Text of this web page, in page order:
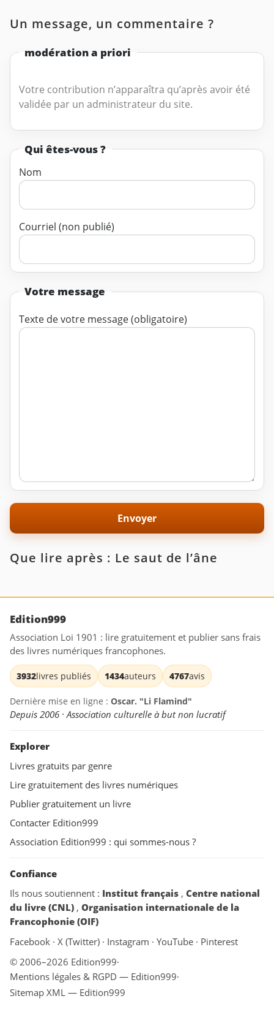
Un message, un commentaire ?
modération a priori
Votre contribution n’apparaîtra qu’après avoir été
validée par un administrateur du site.
Qui êtes-vous ?
Nom
Courriel (non publié)
Votre message
Texte de votre message (obligatoire)
Que lire après : Le saut de l’âne
Edition999
Association Loi 1901 : lire gratuitement et publier sans frais
des livres numériques francophones.
3932livres publiés 1434auteurs 4767avis
Dernière mise en ligne : Oscar. "Li Flamind"
Depuis 2006 · Association culturelle à but non lucratif
Explorer
Livres gratuits par genre
Lire gratuitement des livres numériques
Publier gratuitement un livre
Contacter Edition999
Association Edition999 : qui sommes-nous ?
Confiance
Ils nous soutiennent : Institut français , Centre national
du livre (CNL) , Organisation internationale de la
Francophonie (OIF)
Facebook · X (Twitter) · Instagram · YouTube · Pinterest
© 2006–2026 Edition999·
Mentions légales & RGPD — Edition999·
Sitemap XML — Edition999